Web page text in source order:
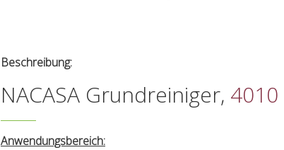
Beschreibung:
NACASA Grundreiniger, 4010
Anwendungsbereich: